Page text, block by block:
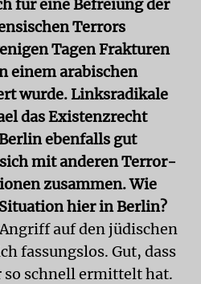
für eine Befreiung der
Terrors
Tagen Frakturen
einem arabischen
wurde. Linksradikale
das Existenzrecht
ebenfalls gut
mit anderen Terror-
zusammen. Wie
hier in Berlin?
auf den jüdischen
fassungslos. Gut, dass
so schnell ermittelt hat.